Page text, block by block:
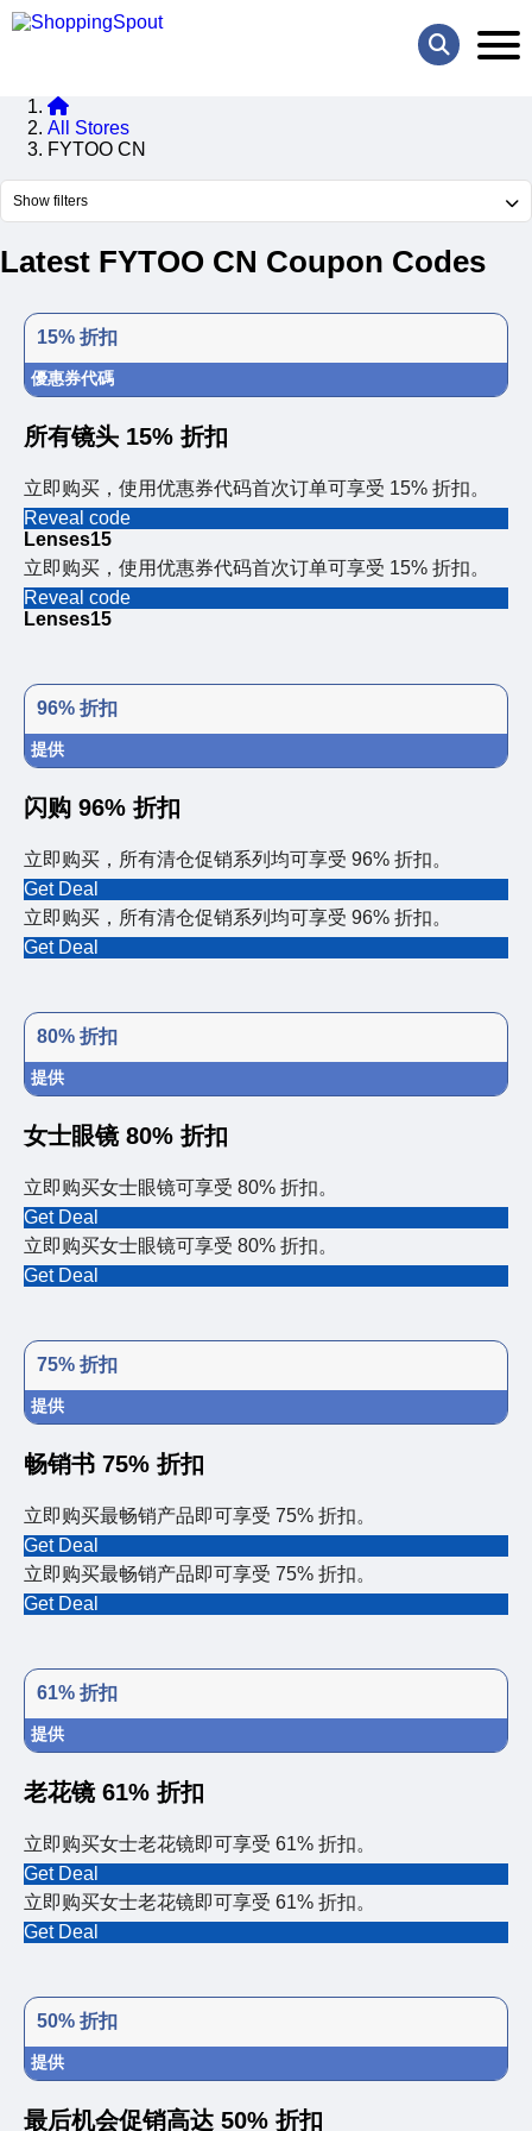
All Stores
FYTOO CN
Show filters
Latest FYTOO CN Coupon Codes
15% 折扣
優惠券代碼
所有镜头 15% 折扣
立即购买，使用优惠券代码首次订单可享受 15% 折扣。
Reveal code
Lenses15
立即购买，使用优惠券代码首次订单可享受 15% 折扣。
Reveal code
Lenses15
96% 折扣
提供
闪购 96% 折扣
立即购买，所有清仓促销系列均可享受 96% 折扣。
Get Deal
立即购买，所有清仓促销系列均可享受 96% 折扣。
Get Deal
80% 折扣
提供
女士眼镜 80% 折扣
立即购买女士眼镜可享受 80% 折扣。
Get Deal
立即购买女士眼镜可享受 80% 折扣。
Get Deal
75% 折扣
提供
畅销书 75% 折扣
立即购买最畅销产品即可享受 75% 折扣。
Get Deal
立即购买最畅销产品即可享受 75% 折扣。
Get Deal
61% 折扣
提供
老花镜 61% 折扣
立即购买女士老花镜即可享受 61% 折扣。
Get Deal
立即购买女士老花镜即可享受 61% 折扣。
Get Deal
50% 折扣
提供
最后机会促销高达 50% 折扣